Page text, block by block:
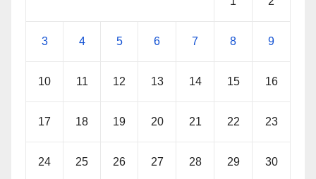
3 4 5 6 7 8 9
10 11 12 13 14 15 16
17 18 19 20 21 22 23
24 25 26 27 28 29 30